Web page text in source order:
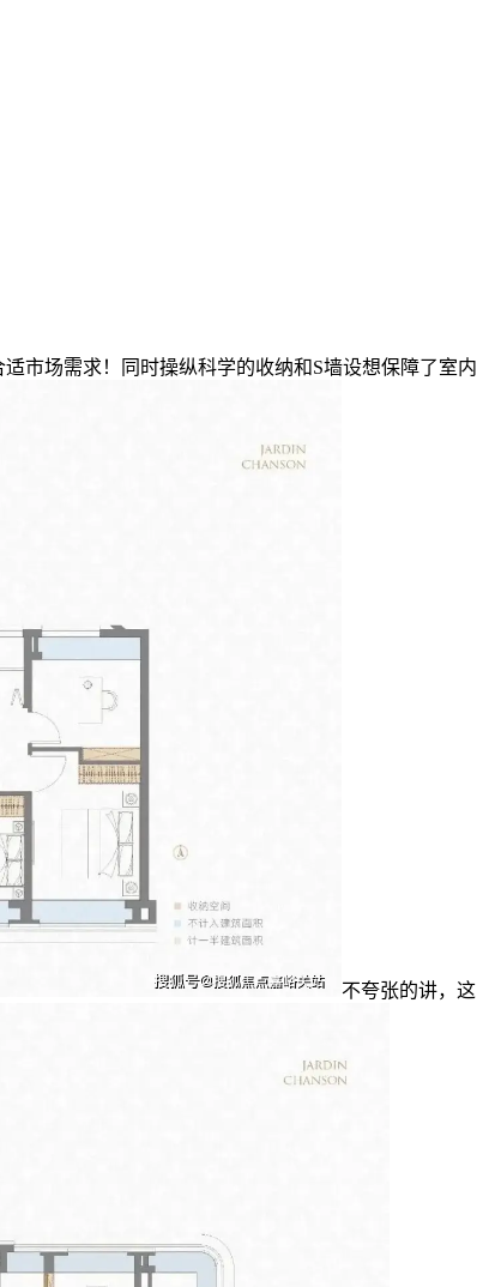
市场需求！同时操纵科学的收纳和S墙设想保障了室内
不夸张的讲，这